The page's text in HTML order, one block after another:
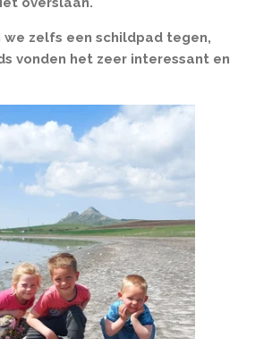
we zelfs een schildpad tegen,
vonden het zeer interessant en